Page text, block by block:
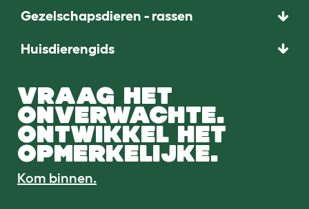
Gezelschapsdieren - rassen
Huisdierengids
VRAAG HET
ONVERWACHTE.
ONTWIKKEL HET
OPMERKELIJKE.
Kom binnen.